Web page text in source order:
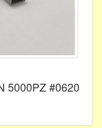
5000PZ #0620